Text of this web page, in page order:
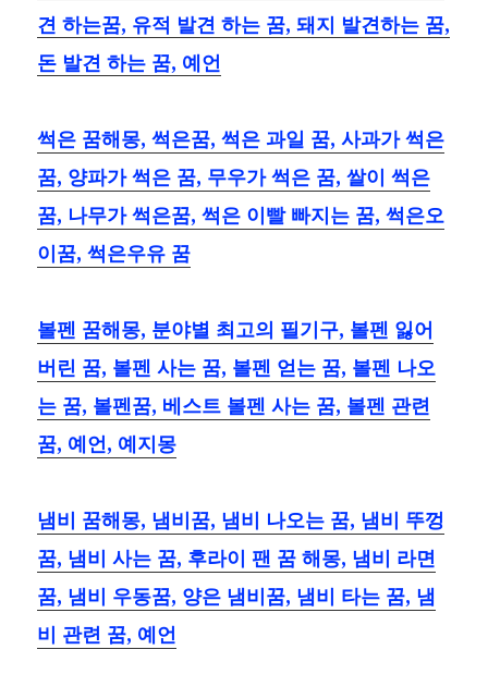
견 하는꿈, 유적 발견 하는 꿈, 돼지 발견하는 꿈,
돈 발견 하는 꿈, 예언
썩은 꿈해몽, 썩은꿈, 썩은 과일 꿈, 사과가 썩은
꿈, 양파가 썩은 꿈, 무우가 썩은 꿈, 쌀이 썩은
꿈, 나무가 썩은꿈, 썩은 이빨 빠지는 꿈, 썩은오
이꿈, 썩은우유 꿈
볼펜 꿈해몽, 분야별 최고의 필기구, 볼펜 잃어
버린 꿈, 볼펜 사는 꿈, 볼펜 얻는 꿈, 볼펜 나오
는 꿈, 볼펜꿈, 베스트 볼펜 사는 꿈, 볼펜 관련
꿈, 예언, 예지몽
냄비 꿈해몽, 냄비꿈, 냄비 나오는 꿈, 냄비 뚜껑
꿈, 냄비 사는 꿈, 후라이 팬 꿈 해몽, 냄비 라면
꿈, 냄비 우동꿈, 양은 냄비꿈, 냄비 타는 꿈, 냄
비 관련 꿈, 예언